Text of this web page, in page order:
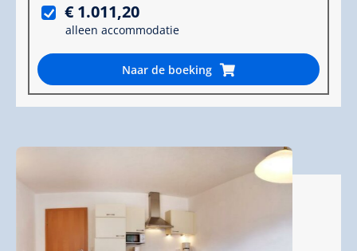
€ 1.011,20
alleen accommodatie
Naar de boeking